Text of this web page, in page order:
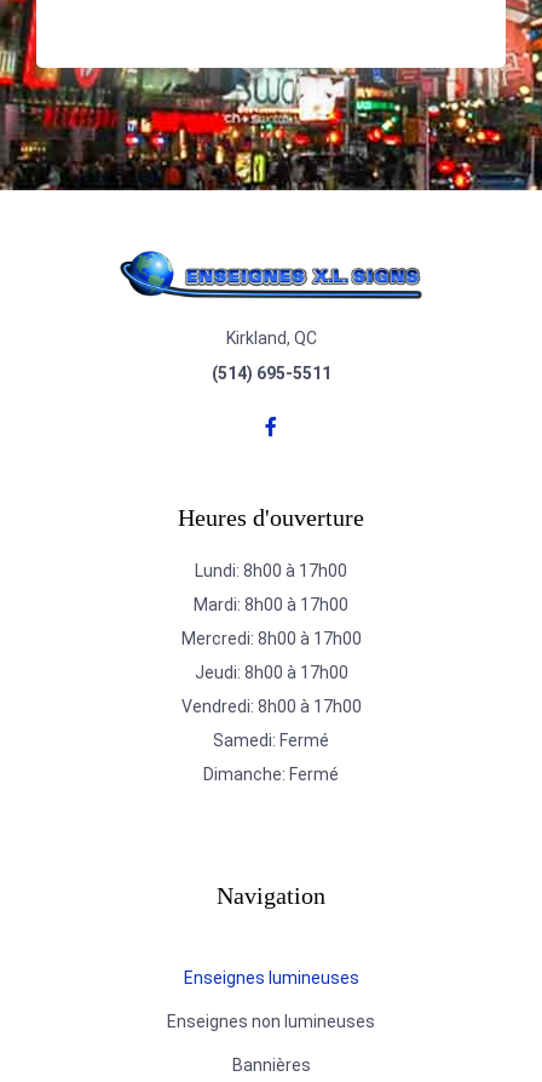
Kirkland, QC
(514) 695-5511
Heures d'ouverture
Lundi: 8h00 à 17h00
Mardi: 8h00 à 17h00
Mercredi: 8h00 à 17h00
Jeudi: 8h00 à 17h00
Vendredi: 8h00 à 17h00
Samedi: Fermé
Dimanche: Fermé
Navigation
Enseignes lumineuses
Enseignes non lumineuses
Bannières